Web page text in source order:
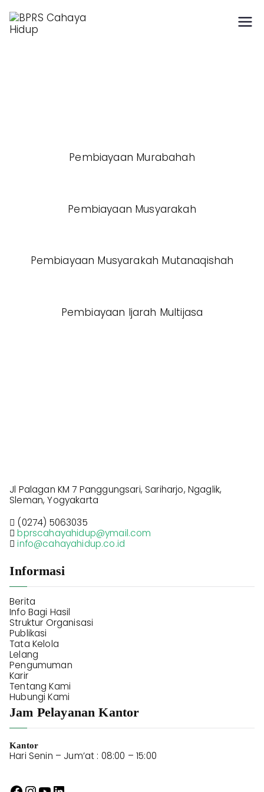
Pembiayaan Murabahah
Pembiayaan Musyarakah
Pembiayaan Musyarakah Mutanaqishah
Pembiayaan Ijarah Multijasa
Jl Palagan KM 7 Panggungsari, Sariharjo, Ngaglik,
Sleman, Yogyakarta
(0274) 5063035
bprscahayahidup@ymail.com
info@cahayahidup.co.id
Informasi
Berita
Info Bagi Hasil
Struktur Organisasi
Publikasi
Tata Kelola
Lelang
Pengumuman
Karir
Tentang Kami
Hubungi Kami
Jam Pelayanan Kantor
Kantor
Hari Senin – Jum’at : 08:00 – 15:00